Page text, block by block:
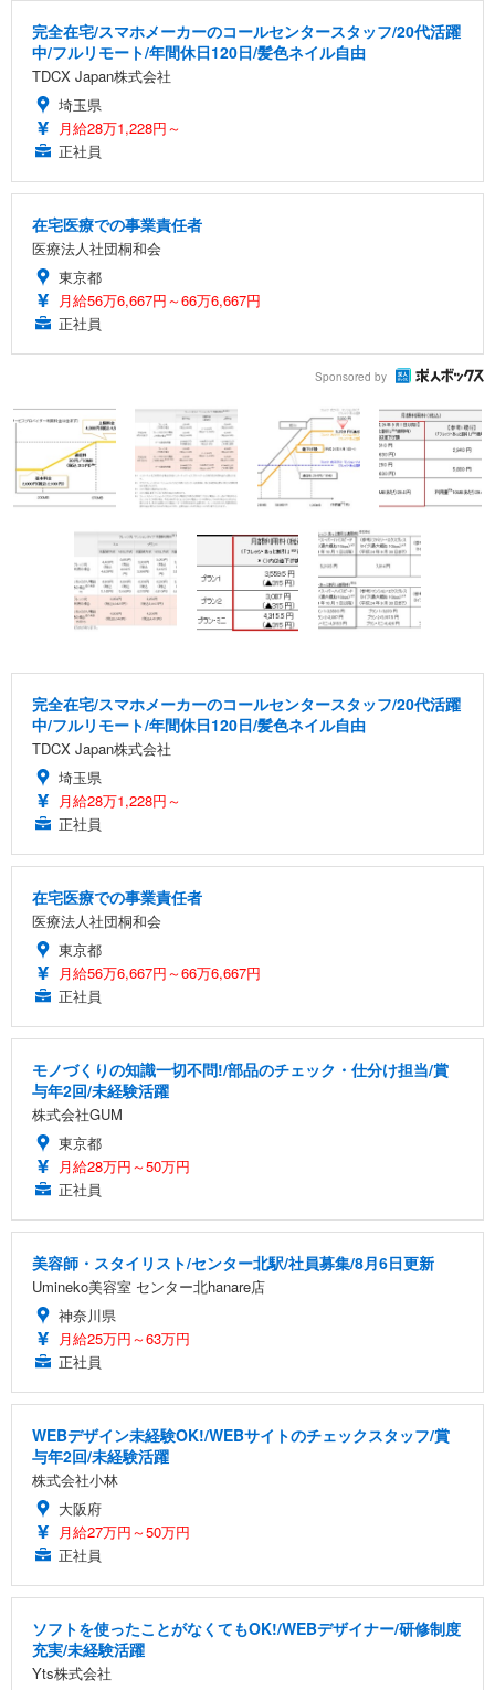
完全在宅/スマホメーカーのコールセンタースタッフ/20代活躍
中/フルリモート/年間休日120日/髪色ネイル自由
TDCX Japan株式会社
埼玉県
月給28万1,228円～
正社員
在宅医療での事業責任者
医療法人社団桐和会
東京都
月給56万6,667円～66万6,667円
正社員
Sponsored by
完全在宅/スマホメーカーのコールセンタースタッフ/20代活躍
中/フルリモート/年間休日120日/髪色ネイル自由
TDCX Japan株式会社
埼玉県
月給28万1,228円～
正社員
在宅医療での事業責任者
医療法人社団桐和会
東京都
月給56万6,667円～66万6,667円
正社員
モノづくりの知識一切不問!/部品のチェック・仕分け担当/賞
与年2回/未経験活躍
株式会社GUM
東京都
月給28万円～50万円
正社員
美容師・スタイリスト/センター北駅/社員募集/8月6日更新
Umineko美容室 センター北hanare店
神奈川県
月給25万円～63万円
正社員
WEBデザイン未経験OK!/WEBサイトのチェックスタッフ/賞
与年2回/未経験活躍
株式会社小林
大阪府
月給27万円～50万円
正社員
ソフトを使ったことがなくてもOK!/WEBデザイナー/研修制度
充実/未経験活躍
Yts株式会社